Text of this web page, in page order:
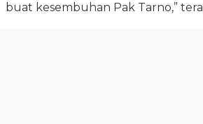
buat kesembuhan Pak Tarno,”